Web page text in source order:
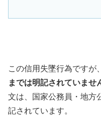
この信用失墜行為ですが、
までは明記されていませ
文は、国家公務員・地方
記されています。